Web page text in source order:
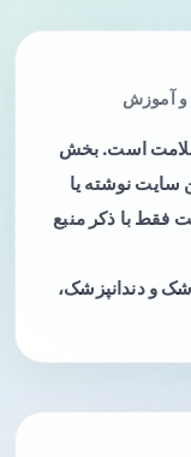
و آموزش
است. بخش
سایت نوشته یا
فقط با ذکر منبع
و دندانپزشک،